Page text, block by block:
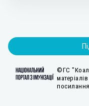
©ГС
посилання